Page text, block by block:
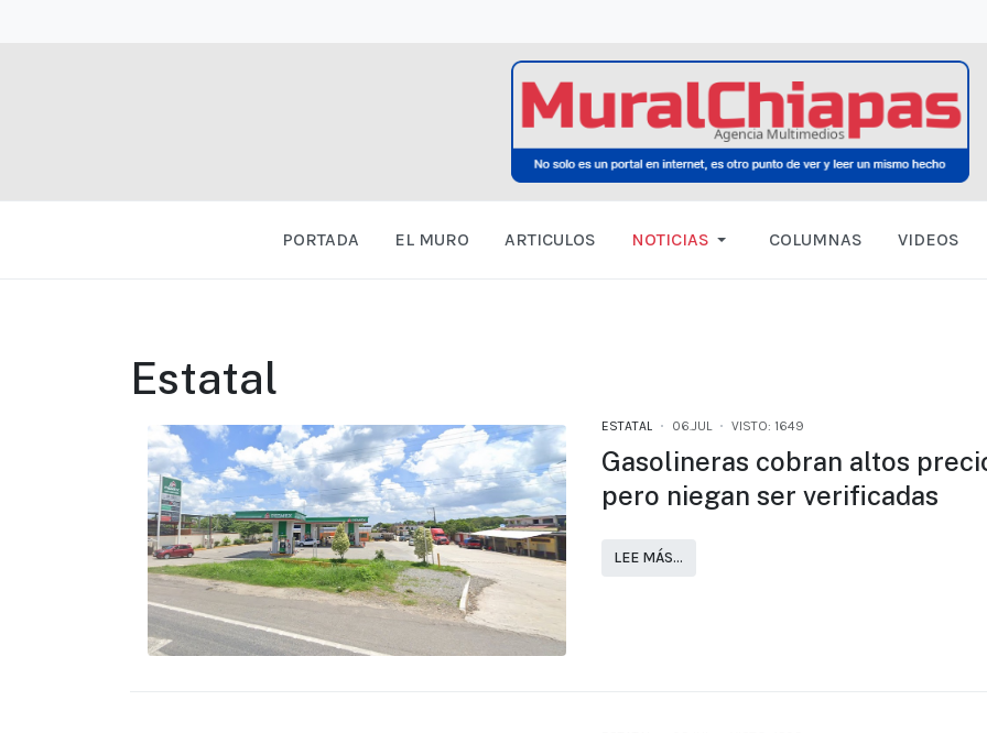
PORTADA EL MURO ARTICULOS NOTICIAS COLUMNAS VIDEOS
Estatal
ESTATAL 06.JUL VISTO: 1649
Gasolineras cobran altos
pero niegan ser verificadas
LEE MÁS…